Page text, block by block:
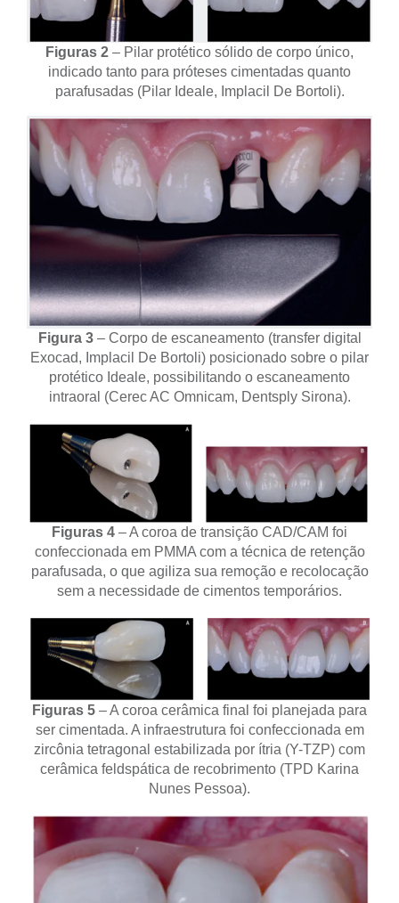
Figuras 2 – Pilar protético sólido de corpo único,
indicado tanto para próteses cimentadas quanto
parafusadas (Pilar Ideale, Implacil De Bortoli).
Figura 3– Corpo de escaneamento (transfer digital
Exocad, Implacil De Bortoli) posicionado sobre o pilar
protético Ideale, possibilitando o escaneamento
intraoral (Cerec AC Omnicam, Dentsply Sirona).
Figuras 4 – A coroa de transição CAD/CAM foi
confeccionada em PMMA com a técnica de retenção
parafusada, o que agiliza sua remoção e recolocação
sem a necessidade de cimentos temporários.
Figuras 5 – A coroa cerâmica final foi planejada para
ser cimentada. A infraestrutura foi confeccionada em
zircônia tetragonal estabilizada por ítria (Y-TZP) com
cerâmica feldspática de recobrimento (TPD Karina
Nunes Pessoa).